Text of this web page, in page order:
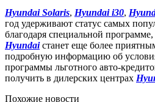
Hyundai Solaris, Hyundai i30,
год удерживают статус самых
благодаря специальной
Hyundaiстанет еще более
подробную информацию об
программы льготного авто-
получить в дилерских центрах
Похожие новости